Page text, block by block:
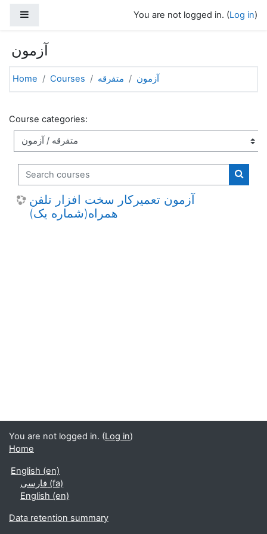
You are not logged in. (Log in)
آزمون
Home Courses متفرقه آزمون
Course categories:
Search courses
آزمون تعمیرکار سخت افزار تلفن
همراه(شماره یک)
You are not logged in. (Log in)
Home
English ‎(en)‎
فارسی ‎(fa)‎
English ‎(en)‎
Data retention summary